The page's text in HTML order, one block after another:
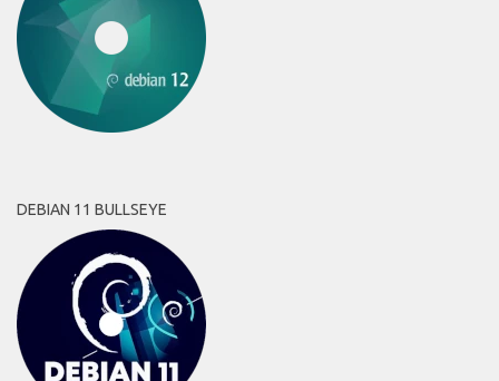
DEBIAN 11 BULLSEYE